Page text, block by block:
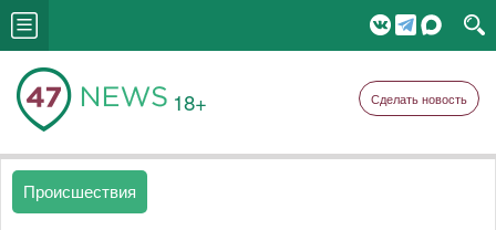
18+ Сделать новость
Происшествия